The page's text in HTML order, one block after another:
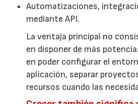
Automatizaciones,
mediante API.
La ventaja principal no
en disponer de más
en poder configurar el
aplicación, separar
recursos cuando las